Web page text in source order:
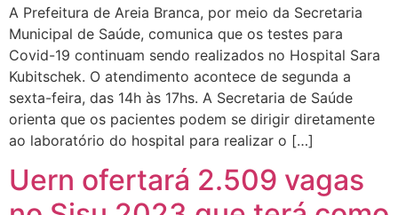
A Prefeitura de Areia Branca, por meio da Secretaria
Municipal de Saúde, comunica que os testes para
Covid-19 continuam sendo realizados no Hospital Sara
Kubitschek. O atendimento acontece de segunda a
sexta-feira, das 14h às 17hs. A Secretaria de Saúde
orienta que os pacientes podem se dirigir diretamente
ao laboratório do hospital para realizar o […]
Uern ofertará 2.509 vagas